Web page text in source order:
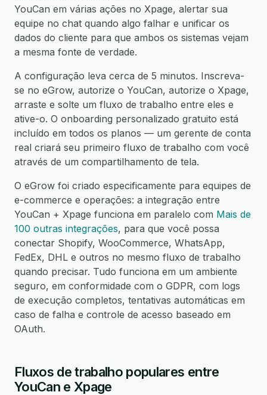
YouCan em várias ações no Xpage, alertar sua
equipe no chat quando algo falhar e unificar os
dados do cliente para que ambos os sistemas vejam
a mesma fonte de verdade.
A configuração leva cerca de 5 minutos. Inscreva-
se no eGrow, autorize o YouCan, autorize o Xpage,
arraste e solte um fluxo de trabalho entre eles e
ative-o. O onboarding personalizado gratuito está
incluído em todos os planos — um gerente de conta
real criará seu primeiro fluxo de trabalho com você
através de um compartilhamento de tela.
O eGrow foi criado especificamente para equipes de
e-commerce e operações: a integração entre
YouCan + Xpage funciona em paralelo com Mais de
100 outras integrações, para que você possa
conectar Shopify, WooCommerce, WhatsApp,
FedEx, DHL e outros no mesmo fluxo de trabalho
quando precisar. Tudo funciona em um ambiente
seguro, em conformidade com o GDPR, com logs
de execução completos, tentativas automáticas em
caso de falha e controle de acesso baseado em
OAuth.
Fluxos de trabalho populares entre
YouCan e Xpage